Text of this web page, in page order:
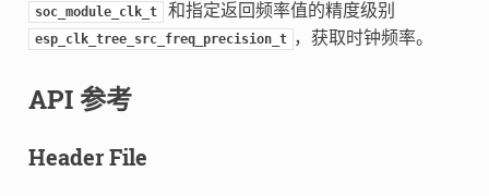
soc_module_clk_t 和指定返回频率值的精度级别
esp_clk_tree_src_freq_precision_t ，获取时钟频率。
API 参考
Header File